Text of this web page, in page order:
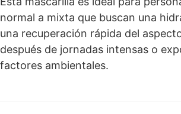
normal a mixta que buscan una
una recuperación rápida del
después de jornadas intensas o
factores ambientales.